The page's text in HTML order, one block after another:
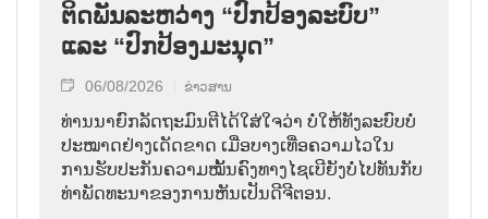
ຕິດພັນລະຫວ່າງ “ປົກປ້ອງລະບົບ”
ແລະ “ປົກປ້ອງມະນຸດ”
06/08/2026 ຂ່າວສານ
ທ່ານນາຍົກລັດຖະມົນຕີໄດ້ໃສ່ໃຈວ່າ ບໍ່ໃຫ້ທັງລະບົບບໍ່
ປະໝາດຢ່າງເດັດຂາດ ເມື່ອບາງເທື່ອຄວາມໄວໃນ
ການຮັບປະກັນຄວາມໝັ້ນຄົງທາງໄຊເບີຍັງບໍ່ໄປທັນກັບ
ທ່າພັດທະນາຂອງການຫັນເປັນດີຈີຕອນ.